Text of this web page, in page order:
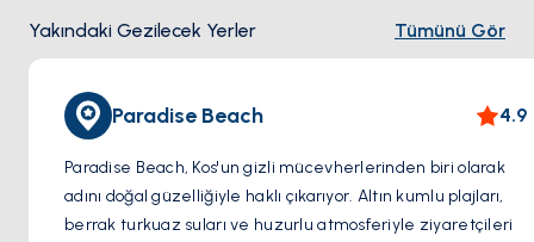
Yakındaki Gezilecek Yerler Tümünü Gör
Paradise Beach 4.9
Paradise Beach, Kos'un gizli mücevherlerinden biri olarak
adını doğal güzelliğiyle haklı çıkarıyor. Altın kumlu plajları,
berrak turkuaz suları ve huzurlu atmosferiyle ziyaretçileri